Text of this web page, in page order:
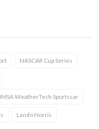
NASCAR Cup Series
IMSA WeatherTech Sportscar
Lando Norris